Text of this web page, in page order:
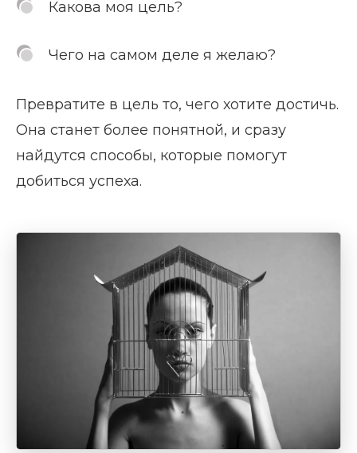
Какова моя цель?
Чего на самом деле я желаю?
Превратите в цель то, чего хотите достичь.
Она станет более понятной, и сразу
найдутся способы, которые помогут
добиться успеха.